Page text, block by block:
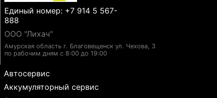
Единый номер: +7 914 5 567-
888
ООО "Лихач"
Амурская область г. Благовещенск ул. Чехова, 3
по рабочим дням с 8:00 до 19:00
Автосервис
Аккумуляторный сервис